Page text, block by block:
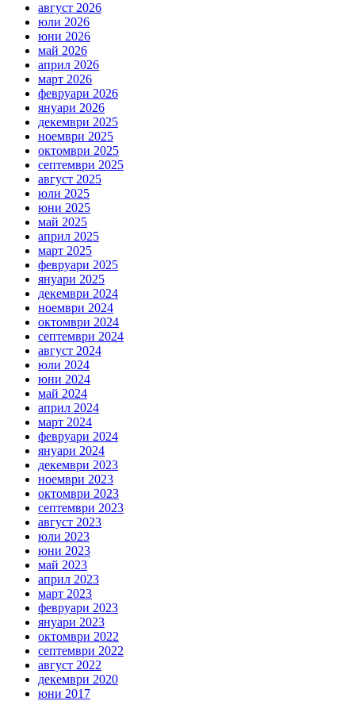
август 2026
юли 2026
юни 2026
май 2026
април 2026
март 2026
февруари 2026
януари 2026
декември 2025
ноември 2025
октомври 2025
септември 2025
август 2025
юли 2025
юни 2025
май 2025
април 2025
март 2025
февруари 2025
януари 2025
декември 2024
ноември 2024
октомври 2024
септември 2024
август 2024
юли 2024
юни 2024
май 2024
април 2024
март 2024
февруари 2024
януари 2024
декември 2023
ноември 2023
октомври 2023
септември 2023
август 2023
юли 2023
юни 2023
май 2023
април 2023
март 2023
февруари 2023
януари 2023
октомври 2022
септември 2022
август 2022
декември 2020
юни 2017